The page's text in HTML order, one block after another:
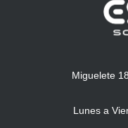
Miguelete
Lunes a